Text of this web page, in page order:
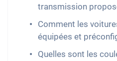
transmission
Comment les
équipées et
Quelles sont les